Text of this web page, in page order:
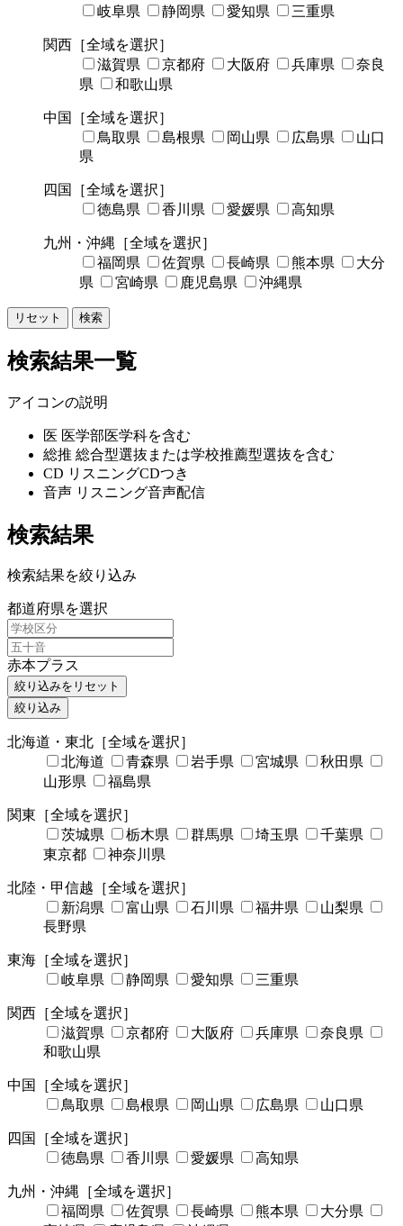
岐阜県
静岡県 愛知県 三重県
関西 ［全域を選択］
滋賀県
京都府 大阪府 兵庫県
奈良
県
和歌山県
中国
［全域を選択］
鳥取県
島根県 岡山県 広島県
山口
県
四国
［全域を選択］
徳島県
香川県 愛媛県 高知県
九州・沖縄 ［全域を選択］
福岡県
佐賀県 長崎県 熊本県
大分
県
宮崎県 鹿児島県 沖縄県
リセット 検索
検索結果一覧
アイコンの説明
医 医学部医学科を含む
総推 総合型選抜または学校推薦型選抜を含む
CD リスニングCDつき
音声 リスニング音声配信
検索結果
検索結果を絞り込み
都道府県を選択
赤本プラス
絞り込みをリセット
絞り込み
北海道・東北 ［全域を選択］
北海道
青森県 岩手県 宮城県
秋田県
山形県
福島県
関東 ［全域を選択］
茨城県
栃木県 群馬県 埼玉県
千葉県
東京都
神奈川県
北陸・甲信越 ［全域を選択］
新潟県
富山県 石川県 福井県
山梨県
長野県
東海 ［全域を選択］
岐阜県
静岡県 愛知県 三重県
関西 ［全域を選択］
滋賀県
京都府 大阪府 兵庫県
奈良県
和歌山県
中国
［全域を選択］
鳥取県
島根県 岡山県 広島県 山口県
四国
［全域を選択］
徳島県
香川県 愛媛県 高知県
九州・沖縄 ［全域を選択］
福岡県
佐賀県 長崎県 熊本県
大分県